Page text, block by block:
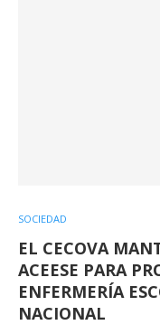
SOCIEDAD
EL CECOVA
ACEESE PARA
ENFERMERÍA
NACIONAL